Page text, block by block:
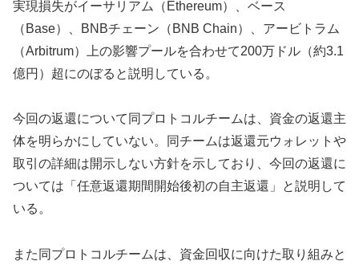
実現損失がイーサリアム（Ethereum）、ベース
（Base）、BNBチェーン（BNB Chain）、アービトラム
（Arbitrum）上の影響プールを合わせて200万ドル（約3.1
億円）超にのぼると説明している。
今回の返還について同プロトコルチームは、資金の返還主
体を明らかにしていない。同チームは返還元ウォレットや
取引の詳細は開示しない方針を示しており、今回の返還に
ついては「任意返還期間開始後初の自主返還」と説明して
いる。
また同プロトコルチームは、資金回収に向けた取り組みと